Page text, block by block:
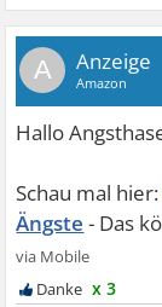
A
Ängste
x 3